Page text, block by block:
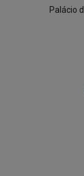
Palácio